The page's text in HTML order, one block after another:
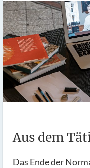
Aus dem
Das Ende der